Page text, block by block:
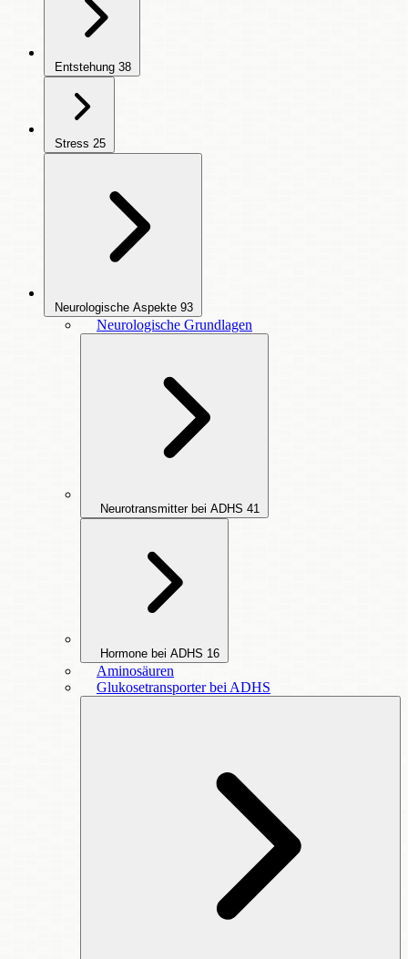
Entstehung 38
Stress 25
Neurologische Aspekte 93
Neurologische Grundlagen
Neurotransmitter bei ADHS 41
Hormone bei ADHS 16
Aminosäuren
Glukosetransporter bei ADHS